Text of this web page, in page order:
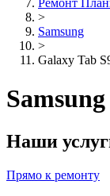
Ремонт
>
Samsung
>
Galaxy Tab
Наши
Прямо к ремонту